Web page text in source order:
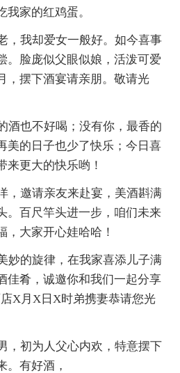
我家的红鸡蛋。
，我却爱女一般好。如今喜事
。脸庞似父眼似娘，活泼可爱
，摆下酒宴请亲朋。敬请光
酒也不好喝；没有你，最香的
美的日子也少了快乐；今日喜
来更大的快乐哟！
，邀请亲友来赴宴，美酒斟满
。百尺竿头进一步，咱们未来
，大家开心娃哈哈！
妙的旋律，在我家喜添儿子满
佳肴，诚邀你和我们一起分享
X月X日X时弟携妻恭请您光
，初为人父心内欢，特意摆下
。有好酒，